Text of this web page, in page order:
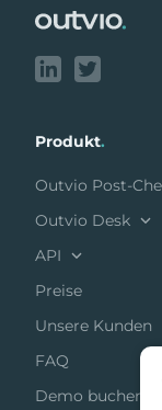
Produkt.
Outvio Post-
Outvio Desk
API
Preise
Unsere Kunden
FAQ
Demo buchen